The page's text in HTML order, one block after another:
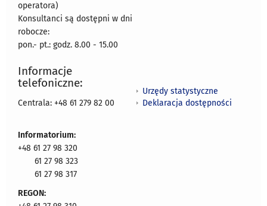
operatora)
Konsultanci są dostępni w dni
robocze:
pon.- pt.: godz. 8.00 - 15.00
Informacje
telefoniczne:
Centrala: +48 61 279 82 00
Informatorium:
+48 61 27 98 320
61 27 98 323
61 27 98 317
REGON:
Urzędy statystyczne
Deklaracja dostępności